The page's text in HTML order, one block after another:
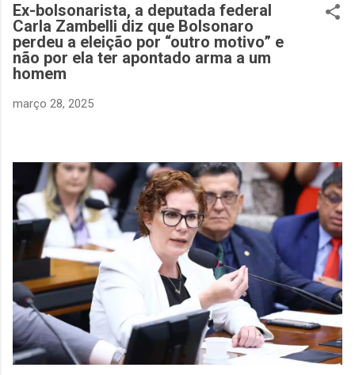
Ex-bolsonarista, a deputada federal
Carla Zambelli diz que Bolsonaro
perdeu a eleição por “outro motivo” e
não por ela ter apontado arma a um
homem
março 28, 2025